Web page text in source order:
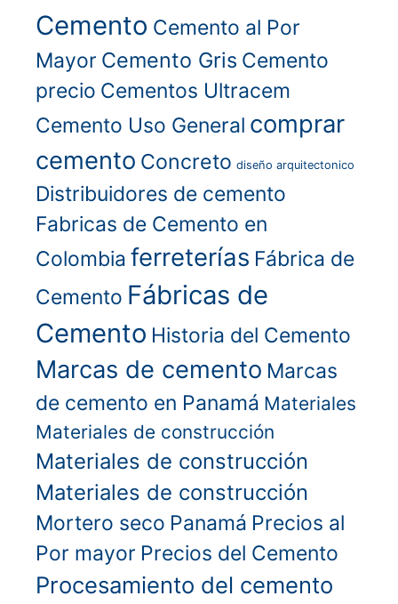
Cemento Cemento al Por
Mayor Cemento Gris Cemento
precio Cementos Ultracem
Cemento Uso General comprar
cemento Concreto diseño arquitectonico
Distribuidores de cemento
Fabricas de Cemento en
Colombia ferreterías Fábrica de
Cemento Fábricas de
Cemento Historia del Cemento
Marcas de cemento Marcas
de cemento en Panamá Materiales
Materiales de construcción
Materiales de construcción
Materiales de construcción
Mortero seco Panamá Precios al
Por mayor Precios del Cemento
Procesamiento del cemento